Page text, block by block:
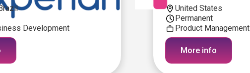
Development
United States
Permanent
Product Management
More info